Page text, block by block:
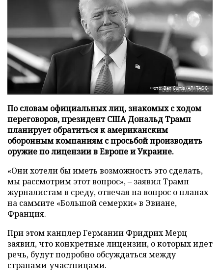
Фото: Ben Curtis/AP/ТАСС
По словам официальных лиц, знакомых с ходом
переговоров, президент США Дональд Трамп
планирует обратиться к американским
оборонным компаниям с просьбой производить
оружие по лицензии в Европе и Украине.
«Они хотели бы иметь возможность это сделать,
мы рассмотрим этот вопрос», – заявил Трамп
журналистам в среду, отвечая на вопрос о планах
на саммите «Большой семерки» в Эвиане,
Франция.
При этом канцлер Германии Фридрих Мерц
заявил, что конкретные лицензии, о которых идет
речь, будут подробно обсуждаться между
странами-участницами.